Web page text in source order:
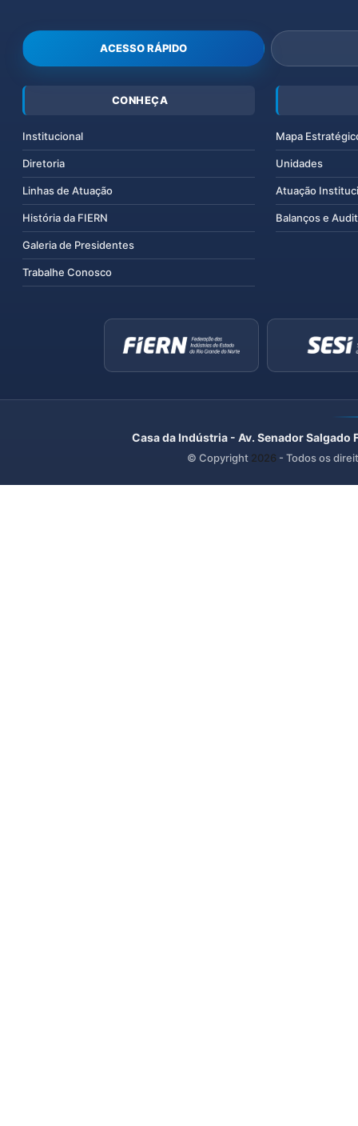
ACESSO RÁPIDO
CONHEÇA
Institucional
Diretoria
Linhas de Atuação
História da FIERN
Galeria de Presidentes
Trabalhe Conosco
Mapa
Unidades
Atuação
Balanços e
Casa da Indústria - Av. Senador
© Copyright 2026 - Todos os